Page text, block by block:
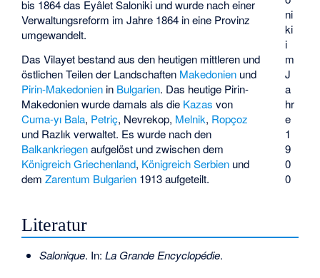
ni
ki
i
m
J
a
hr
e
1
9
0
0
bis 1864 das Eyâlet Saloniki und wurde nach einer
Verwaltungsreform im Jahre 1864 in eine Provinz
umgewandelt.
Das Vilayet bestand aus den heutigen mittleren und
östlichen Teilen der Landschaften Makedonien und
Pirin-Makedonien in Bulgarien. Das heutige Pirin-
Makedonien wurde damals als die Kazas von
Cuma-yı Bala, Petriç, Nevrekop, Melnik, Ropçoz
und Razlıkverwaltet. Es wurde nach den
Balkankriegenaufgelöst und zwischen dem
Königreich Griechenland, Königreich Serbien und
demZarentum Bulgarien 1913 aufgeteilt.
Literatur
Salonique. In: La Grande Encyclopédie.